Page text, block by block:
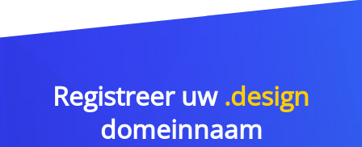
Registreer uw .design
domeinnaam